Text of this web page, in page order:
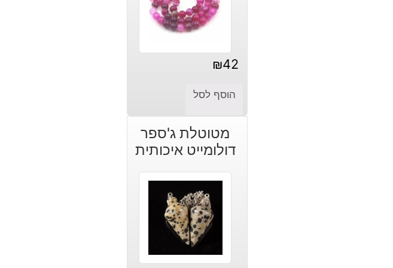
₪42
הוסף לסל
מטוטלת ג'ספר
דולומייט איכותית